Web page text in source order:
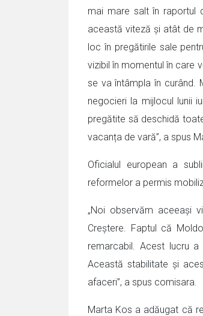
mai mare salt în raportul
această viteză și atât de
loc în pregătirile sale
vizibil în momentul în care
se va întâmpla în curând.
negocieri la mijlocul lunii
pregătite să deschidă
vacanța de vară”, a spus
Oficialul european a
reformelor a permis
„Noi observăm aceeași
Creștere. Faptul că
remarcabil. Acest lucru
Această stabilitate și
afaceri”, a spus comisara.
Marta Kos a adăugat că